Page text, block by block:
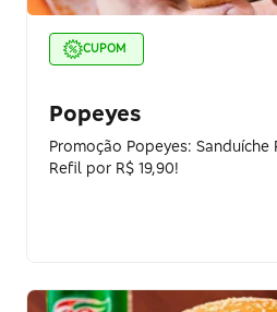
CUPOM
Popeyes
Promoção Popeyes: Sanduíche
Refil por R$ 19,90!